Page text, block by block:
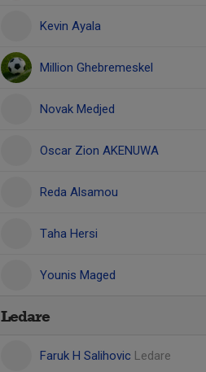
Kevin Ayala
Million Ghebremeskel
Novak Medjed
Oscar Zion AKENUWA
Reda Alsamou
Taha Hersi
Younis Maged
Ledare
Faruk H Salihovic Ledare